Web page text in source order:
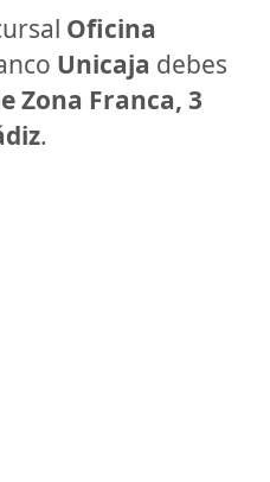
Oficina
Unicaja debes
Zona Franca, 3
.